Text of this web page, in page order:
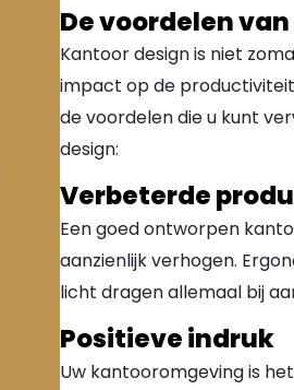
De voordelen
Kantoor design is niet
impact op de
de voordelen die u kunt
design:
Verbeterde
Een goed ontworpen
aanzienlijk verhogen.
licht dragen allemaal bij
Positieve indruk
Uw kantooromgeving is